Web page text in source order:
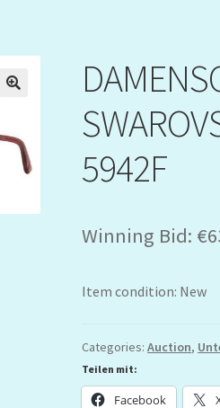
5942F
Winning Bid: €
Item condition: New
Categories:Auction,
Teilen mit:
Facebook